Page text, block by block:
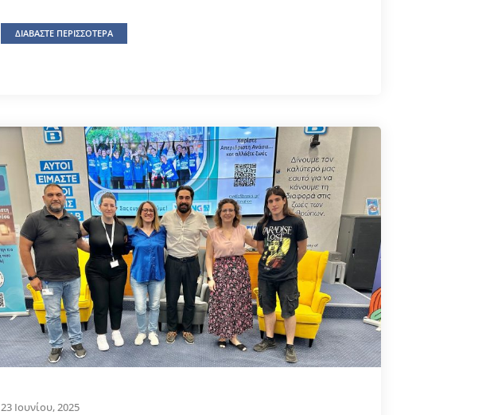
ΔΙΑΒΑΣΤΕ ΠΕΡΙΣΣΟΤΕΡΑ
23 Ιουνίου, 2025